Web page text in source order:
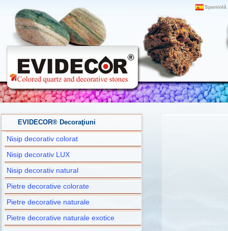
Spaniolă
EVIDECOR® Decoraţiuni
Nisip decorativ colorat
Nisip decorativ LUX
Nisip decorativ natural
Pietre decorative colorate
Pietre decorative naturale
Pietre decorative naturale exotice